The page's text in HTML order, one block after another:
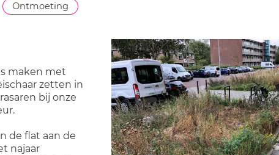
Ontmoeting
maken met
zetten in
bij onze
de flat aan de
najaar